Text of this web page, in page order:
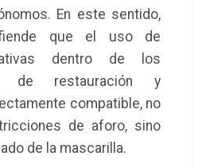
En este sentido,
que el uso de
dentro de los
de restauración y
compatible, no
de aforo, sino
de la mascarilla.